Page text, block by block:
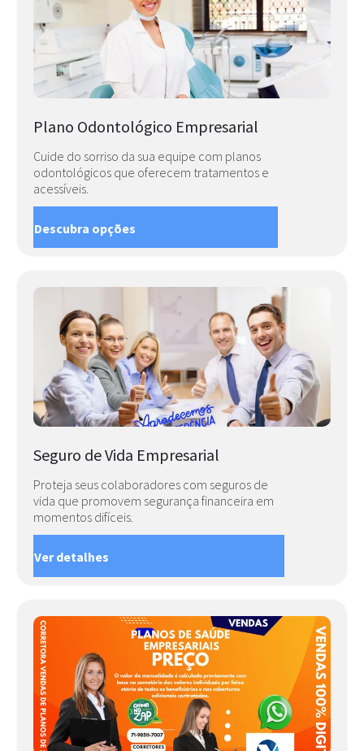
Plano Odontológico Empresarial
Cuide do sorriso da sua equipe com planos
odontológicos que oferecem tratamentos e
acessíveis.
Descubra opções
Seguro de Vida Empresarial
Proteja seus colaboradores com seguros de
vida que promovem segurança financeira em
momentos difíceis.
Ver detalhes